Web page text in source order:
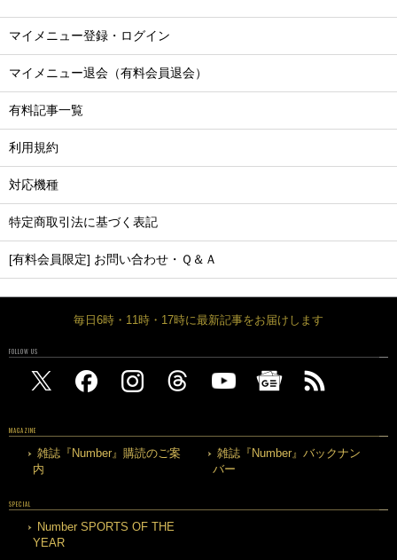
マイメニュー登録・ログイン
マイメニュー退会（有料会員退会）
有料記事一覧
利用規約
対応機種
特定商取引法に基づく表記
[有料会員限定] お問い合わせ・Ｑ＆Ａ
毎日6時・11時・17時に最新記事をお届けします
FOLLOW US
MAGAZINE
雑誌『Number』購読のご案
内
雑誌『Number』バックナン
バー
SPECIAL
Number SPORTS OF THE
YEAR